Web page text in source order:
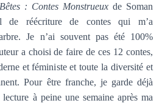
: Contes Monstrueux de Soman
de réécriture de contes qui m’a
Je n’ai souvent pas été 100%
a choisi de faire de ces 12 contes,
et féministe et toute la diversité et
Pour être franche, je garde déjà
à peine une semaine après ma